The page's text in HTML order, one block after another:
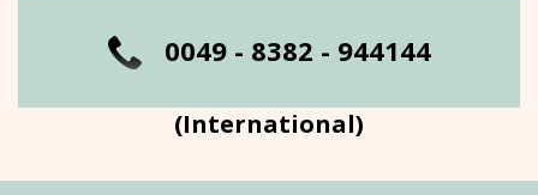
0049 - 8382 - 944144
(International)